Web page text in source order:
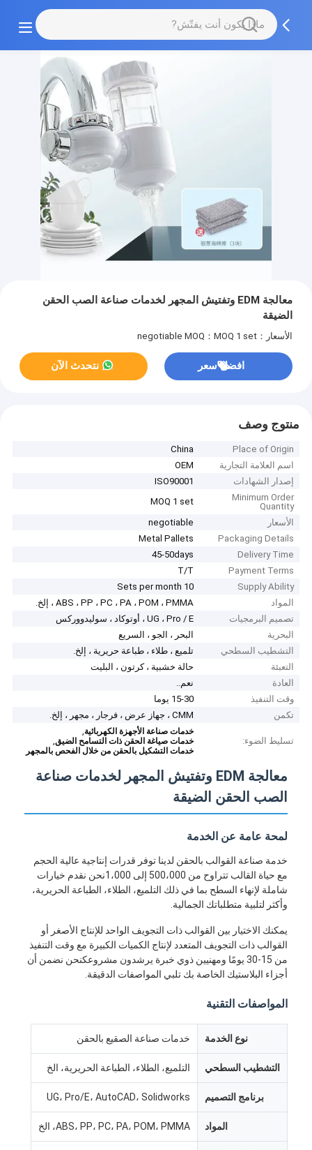
معالجة EDM وتفتيش المجهر لخدمات صناعة الصب الحقن
الضيقة
الأسعار：negotiable MOQ：MOQ 1 set
افضل سعر نتحدث الآن
منتوج وصف
Place of Origin
China
اسم العلامة التجارية
OEM
إصدار الشهادات
ISO90001
Minimum Order
Quantity
MOQ 1 set
الأسعار
negotiable
Packaging Details
Metal Pallets
Delivery Time
45-50days
Payment Terms
T/T
Supply Ability
10 Sets per month
المواد
ABS ، PP ، PC ، PA ، POM ، PMMA ، إلخ.
تصميم البرمجيات
UG ، Pro / E ، أوتوكاد ، سوليدووركس
البحرية
البحر ، الجو ، السريع
التشطيب السطحي
تلميع ، طلاء ، طباعة حريرية ، إلخ.
التعبئة
حالة خشبية ، كرتون ، البليت
العادة
نعم..
وقت التنفيذ
15-30 يوما
تكمن
CMM ، جهاز عرض ، فرجار ، مجهر ، إلخ.
تسليط الضوء:
خدمات صناعة الأجهزة الكهربائية,
خدمات صياغة الحقن ذات التسامح الضيق,
خدمات التشكيل بالحقن من خلال الفحص بالمجهر
معالجة EDM وتفتيش المجهر لخدمات صناعة
الصب الحقن الضيقة
لمحة عامة عن الخدمة
خدمة صناعة القوالب بالحقن لدينا توفر قدرات إنتاجية عالية الحجم
مع حياة القالب تتراوح من 500،000 إلى 1،000نحن نقدم خيارات
شاملة لإنهاء السطح بما في ذلك التلميع، الطلاء، الطباعة الحريرية،
وأكثر لتلبية متطلباتك الجمالية.
يمكنك الاختيار بين القوالب ذات التجويف الواحد للإنتاج الأصغر أو
القوالب ذات التجويف المتعدد لإنتاج الكميات الكبيرة مع وقت التنفيذ
من 15-30 يومًا ومهنيين ذوي خبرة يرشدون مشروعكنحن نضمن أن
أجزاء البلاستيك الخاصة بك تلبي المواصفات الدقيقة.
المواصفات التقنية
نوع الخدمة خدمات صناعة الصقيع بالحقن
التشطيب السطحي التلميع، الطلاء، الطباعة الحريرية، الخ
برنامج التصميم UG، Pro/E، AutoCAD، Solidworks
المواد ABS، PP، PC، PA، POM، PMMA، الخ